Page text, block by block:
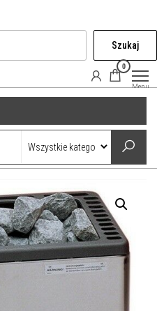
Szukaj
0
Menu